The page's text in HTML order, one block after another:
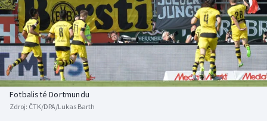
Americký fotbal
Baseball a softbal
Basketbal
Biatlon
NEPŘEHLÉDNĚTE
Soutěže
Historické návraty
Aplikace ČT sport
Fotbalisté Dortmundu
Zdroj: ČTK/DPA/Lukas Barth